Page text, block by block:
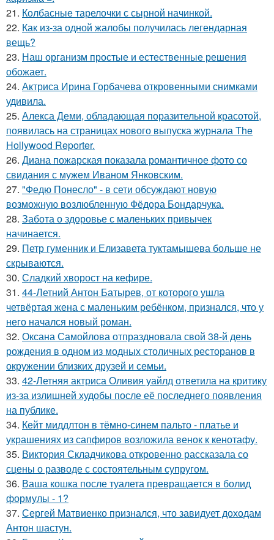
21. Колбасные тарелочки с сырной начинкой.
22. Как из-за одной жалобы получилась легендарная
вещь?
23. Наш организм простые и естественные решения
обожает.
24. Актриса Ирина Горбачева откровенными снимками
удивила.
25. Алекса Деми, обладающая поразительной красотой,
появилась на страницах нового выпуска журнала The
Hollywood Reporter.
26. Диана пожарская показала романтичное фото со
свидания с мужем Иваном Янковским.
27. "Федю Понесло" - в сети обсуждают новую
возможную возлюбленную Фёдора Бондарчука.
28. Забота о здоровье с маленьких привычек
начинается.
29. Петр гуменник и Елизавета туктамышева больше не
скрываются.
30. Сладкий хворост на кефире.
31. 44-Летний Антон Батырев, от которого ушла
четвёртая жена с маленьким ребёнком, признался, что у
него начался новый роман.
32. Оксана Самойлова отпраздновала свой 38-й день
рождения в одном из модных столичных ресторанов в
окружении близких друзей и семьи.
33. 42-Летняя актриса Оливия уайлд ответила на критику
из-за излишней худобы после её последнего появления
на публике.
34. Кейт миддлтон в тёмно-синем пальто - платье и
украшениях из сапфиров возложила венок к кенотафу.
35. Виктория Складчикова откровенно рассказала со
сцены о разводе с состоятельным супругом.
36. Ваша кошка после туалета превращается в болид
формулы - 1?
37. Сергей Матвиенко признался, что завидует доходам
Антон шастун.